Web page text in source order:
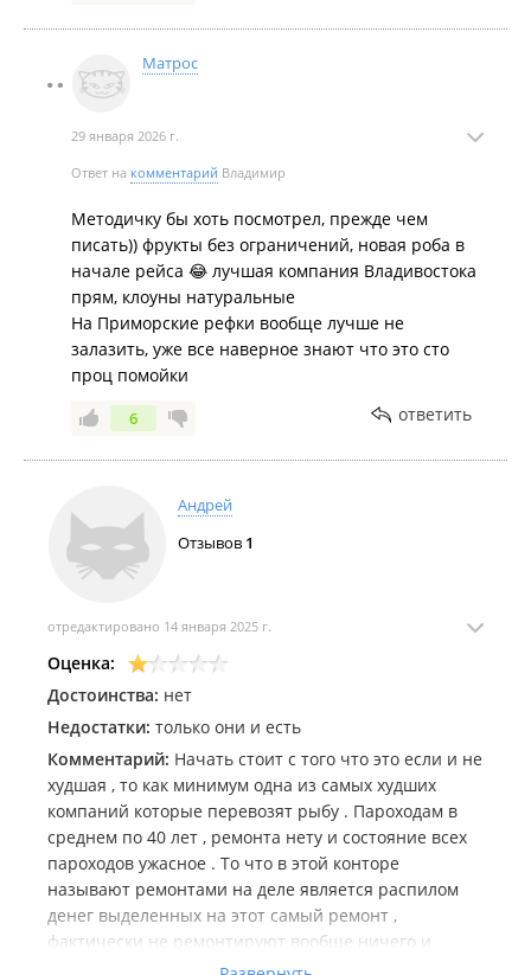
3. **Слишком общие и безликие
формулировки:**
пустое клише.
* "Отношение администрации компании
примеров, ни деталей.
* "Снабжение согласно заявок" — опять
абстракция. Что именно? Как быстро? Бывают ли
проблемы?
* "Начисляются надбавки... что
заинтересовывает" — звучит как цитата из
мотивационного письма HR, а не живая речь
работника.
4. **Отсутствие "человечности" и
указывало бы на реального человека с именем,
должностью, конкретным опытом. Ни
эмоциональных всплесков ("Ребята, тут просто
огонь!"), ни сленга, ни даже легкой иронии или
программный.**
5. **"Рейс" как неуклюжая попытка контекста:**
спецодежды в его контексте) выглядит как
**искусственно вброшенная деталь**, чтобы
отзыв казался менее шаблонным и привязанным
к специфике (логистика, вахта?). Но она не
интегрирована органично и не спасает общее
впечатление фальши.
6. **Цель такого отзыва:** Это **классический
Матрос
29 января 2026 г.
Ответ на комментарий Владимир
Методичку бы хоть посмотрел, прежде чем
писать)) фрукты без ограничений, новая роба в
начале рейса 😂 лучшая компания Владивостока
прям, клоуны натуральные
На Приморские рефки вообще лучше не
залазить, уже все наверное знают что это сто
проц помойки
6 ответить
Андрей
Отзывов 1
отредактировано 14 января 2025 г.
Оценка:
Достоинства: нет
Недостатки: только они и есть
Комментарий: Начать стоит с того что это если и не
худшая , то как минимум одна из самых худших
компаний которые перевозят рыбу . Пароходам в
среднем по 40 лет , ремонта нету и состояние всех
пароходов ужасное . То что в этой конторе
называют ремонтами на деле является распилом
денег выделенных на этот самый ремонт ,
фактически не ремонтируют вообще ничего и
состояние тех.оборудавния лучше не становится .